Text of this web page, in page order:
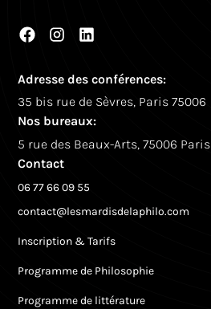
Adresse des conférences:
35 bis rue de Sèvres, Paris 75006
Nos bureaux:
5 rue des Beaux-Arts, 75006 Paris
Contact
06 77 66 09 55
contact@lesmardisdelaphilo.com
Inscription & Tarifs
Programme de Philosophie
Programme de littérature